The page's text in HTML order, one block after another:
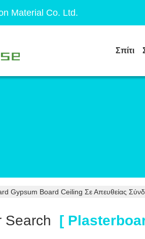
Material Co. Ltd.
Σπίτι
Gypsum Board Ceiling Σε Απευθείας
Search [